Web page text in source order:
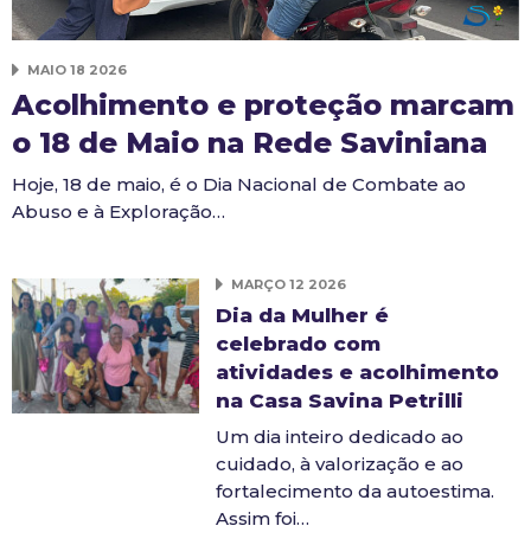
MAIO 18 2026
Acolhimento e proteção marcam
o 18 de Maio na Rede Saviniana
Hoje, 18 de maio, é o Dia Nacional de Combate ao
Abuso e à Exploração…
MARÇO 12 2026
Dia da Mulher é
celebrado com
atividades e acolhimento
na Casa Savina Petrilli
Um dia inteiro dedicado ao
cuidado, à valorização e ao
fortalecimento da autoestima.
Assim foi…